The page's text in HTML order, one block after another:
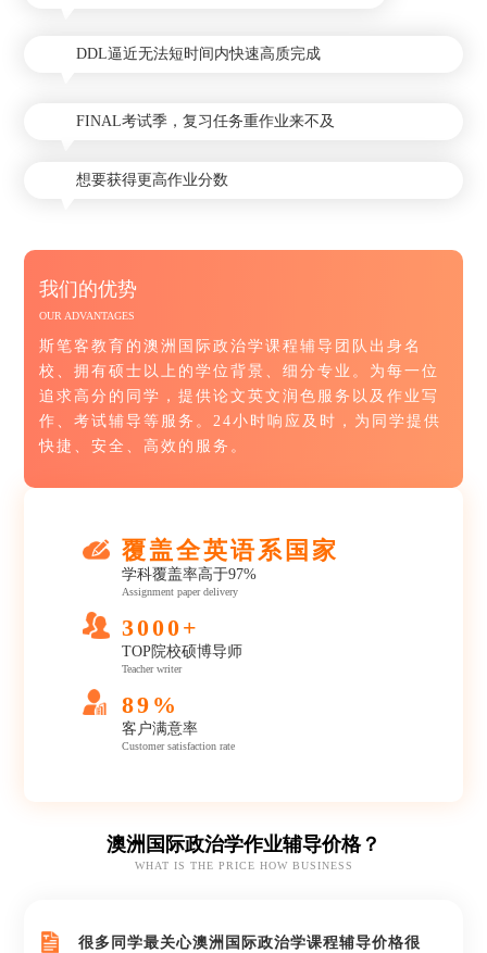
DDL逼近无法短时间内快速高质完成
FINAL考试季，复习任务重作业来不及
想要获得更高作业分数
我们的优势
OUR ADVANTAGES
斯笔客教育的澳洲国际政治学课程辅导团队出身名
校、拥有硕士以上的学位背景、细分专业。为每一位
追求高分的同学，提供论文英文润色服务以及作业写
作、考试辅导等服务。24小时响应及时，为同学提供
快捷、安全、高效的服务。
覆盖全英语系国家
学科覆盖率高于97%
Assignment paper delivery
3000+
TOP院校硕博导师
Teacher writer
89%
客户满意率
Customer satisfaction rate
澳洲国际政治学作业辅导价格？
WHAT IS THE PRICE HOW BUSINESS
很多同学最关心澳洲国际政治学课程辅导价格很